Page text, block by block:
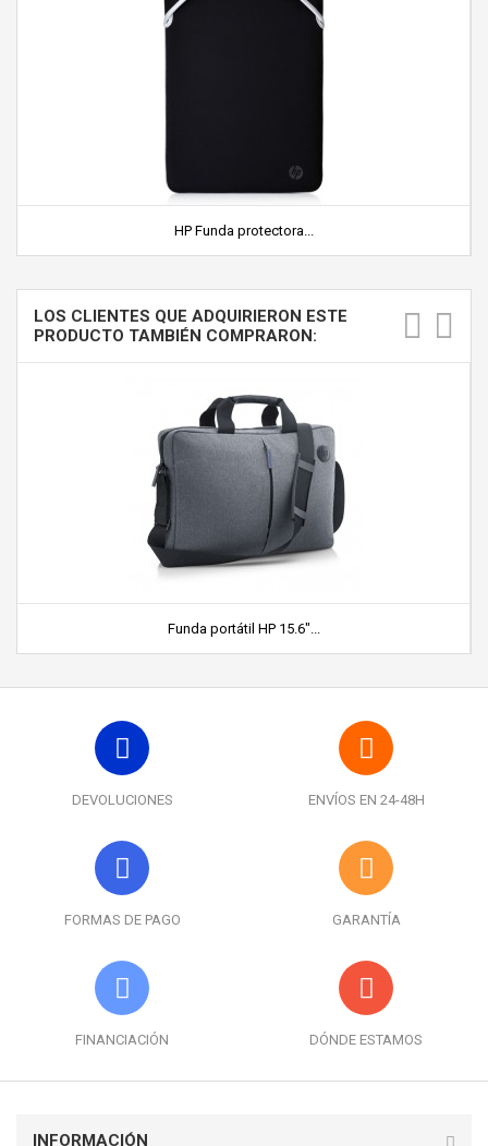
HP Funda protectora...
LOS CLIENTES QUE ADQUIRIERON ESTE
PRODUCTO TAMBIÉN COMPRARON:
Funda portátil HP 15.6"...
DEVOLUCIONES ENVÍOS EN 24-48H
FORMAS DE PAGO GARANTÍA
FINANCIACIÓN DÓNDE ESTAMOS
INFORMACIÓN